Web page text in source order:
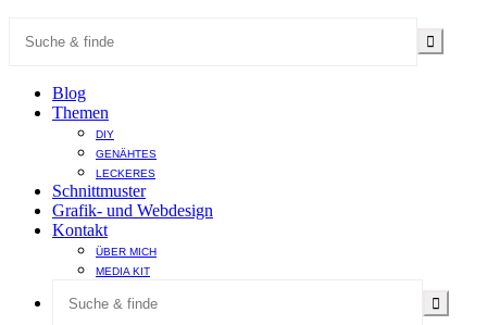
Blog
Themen
DIY
GENÄHTES
LECKERES
Schnittmuster
Grafik- und Webdesign
Kontakt
ÜBER MICH
MEDIA KIT